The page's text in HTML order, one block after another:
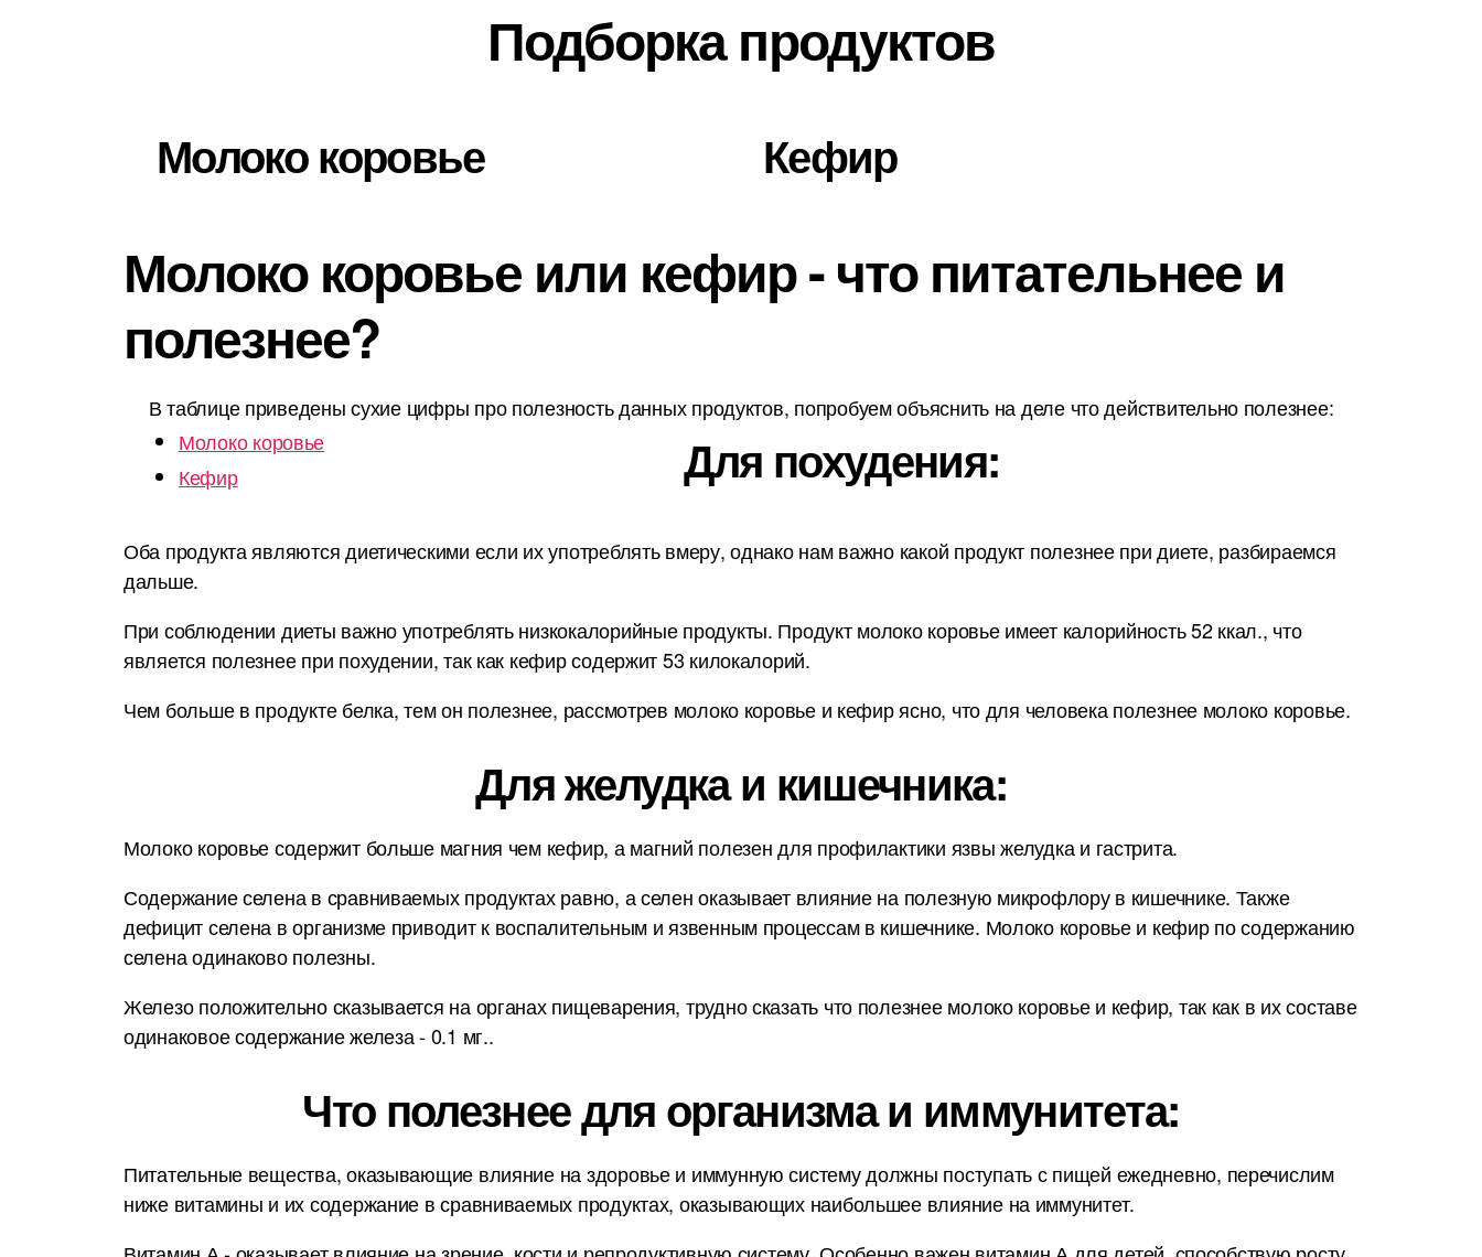
Подборка продуктов
Молоко коровье Кефир
Молоко коровье или кефир - что питательнее и
полезнее?
В таблице приведены сухие цифры про полезность данных продуктов, попробуем объяснить на деле что действительно полезнее:
Молоко коровье
Кефир
Для похудения:
Оба продукта являются диетическими если их употреблять вмеру, однако нам важно какой продукт полезнее при диете, разбираемся
дальше.
При соблюдении диеты важно употреблять низкокалорийные продукты. Продукт молоко коровье имеет калорийность 52 ккал., что
является полезнее при похудении, так как кефир содержит 53 килокалорий.
Чем больше в продукте белка, тем он полезнее, рассмотрев молоко коровье и кефир ясно, что для человека полезнее молоко коровье.
Для желудка и кишечника:
Молоко коровье содержит больше магния чем кефир, а магний полезен для профилактики язвы желудка и гастрита.
Содержание селена в сравниваемых продуктах равно, а селен оказывает влияние на полезную микрофлору в кишечнике. Также
дефицит селена в организме приводит к воспалительным и язвенным процессам в кишечнике. Молоко коровье и кефир по содержанию
селена одинаково полезны.
Железо положительно сказывается на органах пищеварения, трудно сказать что полезнее молоко коровье и кефир, так как в их составе
одинаковое содержание железа - 0.1 мг..
Что полезнее для организма и иммунитета:
Питательные вещества, оказывающие влияние на здоровье и иммунную систему должны поступать с пищей ежедневно, перечислим
ниже витамины и их содержание в сравниваемых продуктах, оказывающих наибольшее влияние на иммунитет.